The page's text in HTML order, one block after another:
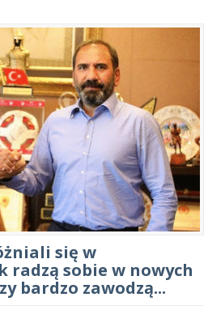
się w
radzą sobie w nowych
bardzo zawodzą...